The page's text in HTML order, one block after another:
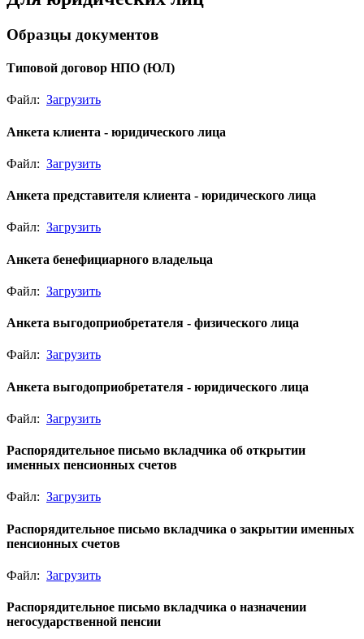
Образцы документов
Типовой договор НПО (ЮЛ)
Файл: Загрузить
Анкета клиента - юридического лица
Файл: Загрузить
Анкета представителя клиента - юридического лица
Файл: Загрузить
Анкета бенефициарного владельца
Файл: Загрузить
Анкета выгодоприобретателя - физического лица
Файл: Загрузить
Анкета выгодоприобретателя - юридического лица
Файл: Загрузить
Распорядительное письмо вкладчика об открытии
именных пенсионных счетов
Файл: Загрузить
Распорядительное письмо вкладчика о закрытии именных
пенсионных счетов
Файл: Загрузить
Распорядительное письмо вкладчика о назначении
негосударственной пенсии